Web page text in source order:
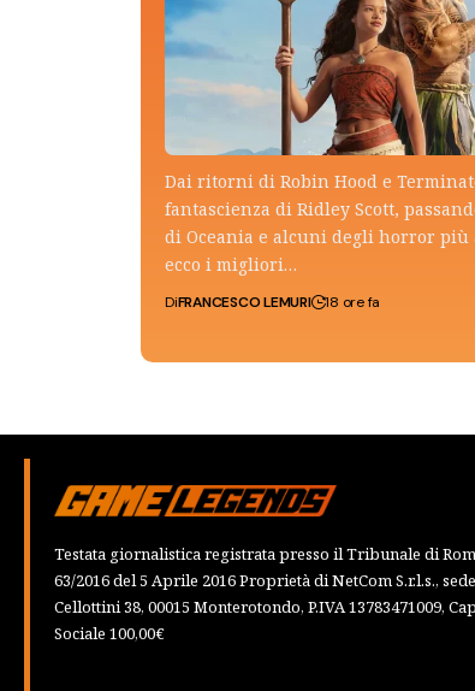
Dai ritorni di Robin Hood e
fantascienza di Ridley Scott,
di Oceania e alcuni degli horror più
ecco i migliori…
DiFRANCESCO LEMURI 18 ore fa
Testata giornalistica registrata presso il Tribunale di
63/2016 del 5 Aprile 2016 Proprietà di NetCom S.r.l.s.,
Cellottini 38, 00015 Monterotondo, P.IVA 13783471009,
Sociale 100,00€